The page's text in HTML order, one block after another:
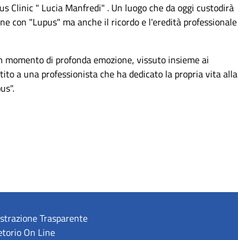
Clinic " Lucia Manfredi" . Un luogo che da oggi custodirà
con "Lupus" ma anche il ricordo e l'eredità professionale
di profonda emozione, vissuto insieme ai
a una professionista che ha dedicato la propria vita alla
Trasparente
On Line